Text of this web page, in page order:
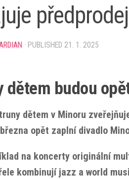
předprodej
· PUBLISHED 21. 1. 2025
dětem budou
dětem v Minoru
opět zaplní divadlo
na koncerty originální
kombinují jazz a world